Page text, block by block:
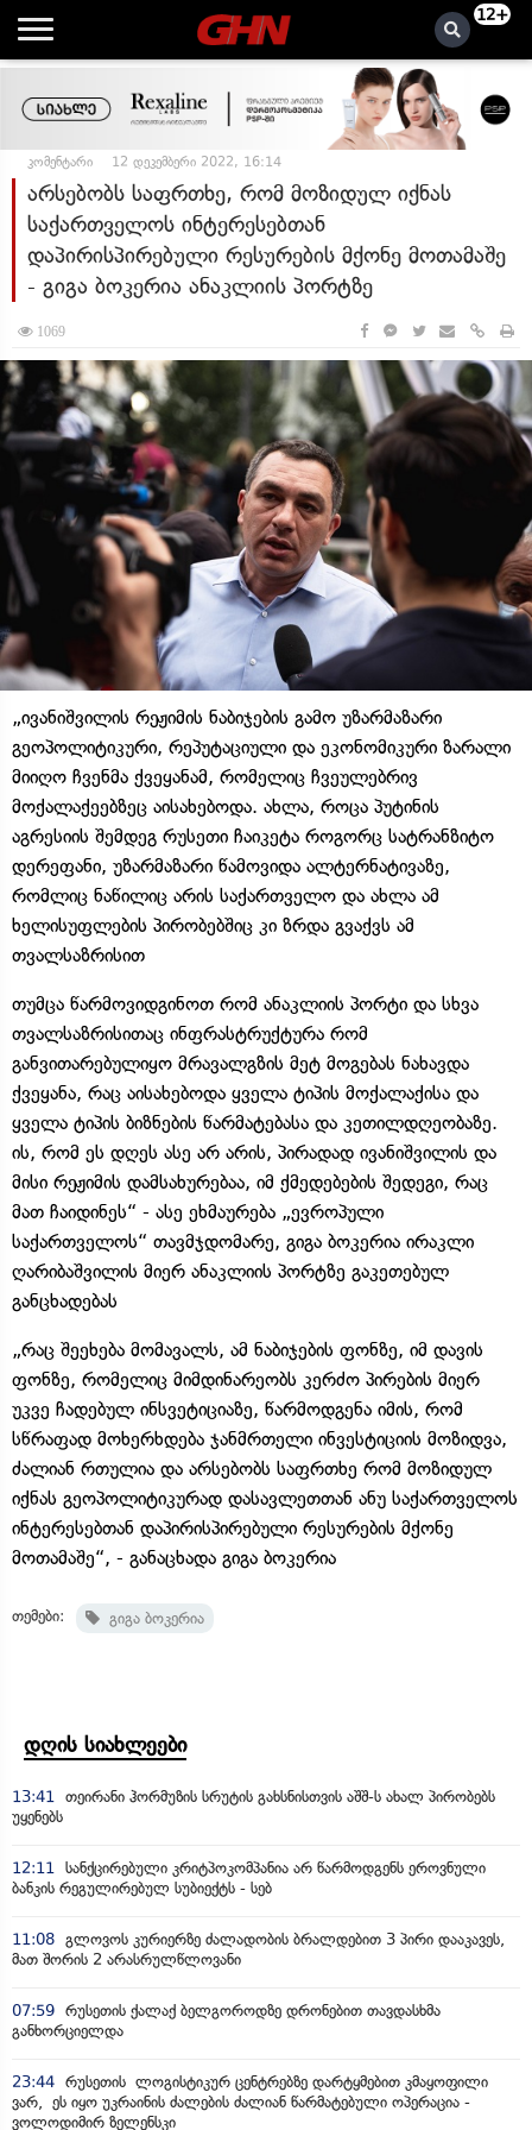
12+
კომენტარი 12 დეკემბერი 2022, 16:14
არსებობს საფრთხე, რომ მოზიდულ იქნას
საქართველოს ინტერესებთან
დაპირისპირებული რესურების მქონე მოთამაშე
- გიგა ბოკერია ანაკლიის პორტზე
1069
„ივანიშვილის რეჟიმის ნაბიჯების გამო უზარმაზარი
გეოპოლიტიკური, რეპუტაციული და ეკონომიკური ზარალი
მიიღო ჩვენმა ქვეყანამ, რომელიც ჩვეულებრივ
მოქალაქეებზეც აისახებოდა. ახლა, როცა პუტინის
აგრესიის შემდეგ რუსეთი ჩაიკეტა როგორც სატრანზიტო
დერეფანი, უზარმაზარი წამოვიდა ალტერნატივაზე,
რომლიც ნაწილიც არის საქართველო და ახლა ამ
ხელისუფლების პირობებშიც კი ზრდა გვაქვს ამ
თვალსაზრისით
თუმცა წარმოვიდგინოთ რომ ანაკლიის პორტი და სხვა
თვალსაზრისითაც ინფრასტრუქტურა რომ
განვითარებულიყო მრავალგზის მეტ მოგებას ნახავდა
ქვეყანა, რაც აისახებოდა ყველა ტიპის მოქალაქისა და
ყველა ტიპის ბიზნების წარმატებასა და კეთილდღეობაზე.
ის, რომ ეს დღეს ასე არ არის, პირადად ივანიშვილის და
მისი რეჟიმის დამსახურებაა, იმ ქმედებების შედეგი, რაც
მათ ჩაიდინეს“ - ასე ეხმაურება „ევროპული
საქართველოს“ თავმჯდომარე, გიგა ბოკერია ირაკლი
ღარიბაშვილის მიერ ანაკლიის პორტზე გაკეთებულ
განცხადებას
„რაც შეეხება მომავალს, ამ ნაბიჯების ფონზე, იმ დავის
ფონზე, რომელიც მიმდინარეობს კერძო პირების მიერ
უკვე ჩადებულ ინსვეტიციაზე, წარმოდგენა იმის, რომ
სწრაფად მოხერხდება ჯანმრთელი ინვესტიციის მოზიდვა,
ძალიან რთულია და არსებობს საფრთხე რომ მოზიდულ
იქნას გეოპოლიტიკურად დასავლეთთან ანუ საქართველოს
ინტერესებთან დაპირისპირებული რესურების მქონე
მოთამაშე“, - განაცხადა გიგა ბოკერია
თემები: გიგა ბოკერია
დღის სიახლეები
13:41
თეირანი ჰორმუზის სრუტის გახსნისთვის აშშ-ს ახალ პირობებს
უყენებს
12:11
სანქცირებული კრიტპოკომპანია არ წარმოდგენს ეროვნული
ბანკის რეგულირებულ სუბიექტს - სებ
11:08 გლოვოს კურიერზე ძალადობის ბრალდებით 3 პირი დააკავეს,
მათ შორის 2 არასრულწლოვანი
07:59 რუსეთის ქალაქ ბელგოროდზე დრონებით თავდასხმა
განხორციელდა
23:44 რუსეთის ლოგისტიკურ ცენტრებზე დარტყმებით კმაყოფილი
ვარ, ეს იყო უკრაინის ძალების ძალიან წარმატებული ოპერაცია -
ვოლოდიმირ ზელენსკი